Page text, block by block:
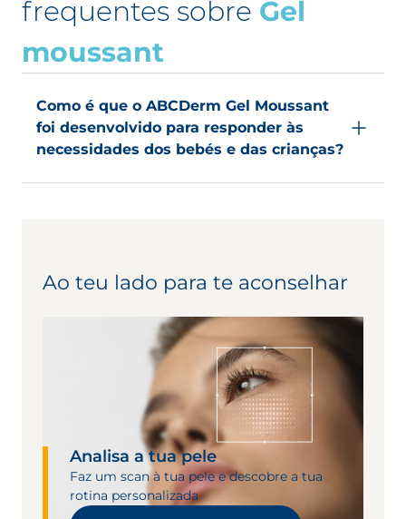
incluindo a pele delicada dos bebés.
Oferecer produtos seguros para a
pele do bebé e respeitar a sua
ABCDerm.
Compromisso Dermatológico
frequentes sobre Gel
moussant
Como é que o ABCDerm Gel Moussant
foi desenvolvido para responder às
necessidades dos bebés e das crianças?
Ao teu lado para te aconselhar
Analisa a tua pele
Faz um scan à tua pele e descobre a tua
rotina personalizada